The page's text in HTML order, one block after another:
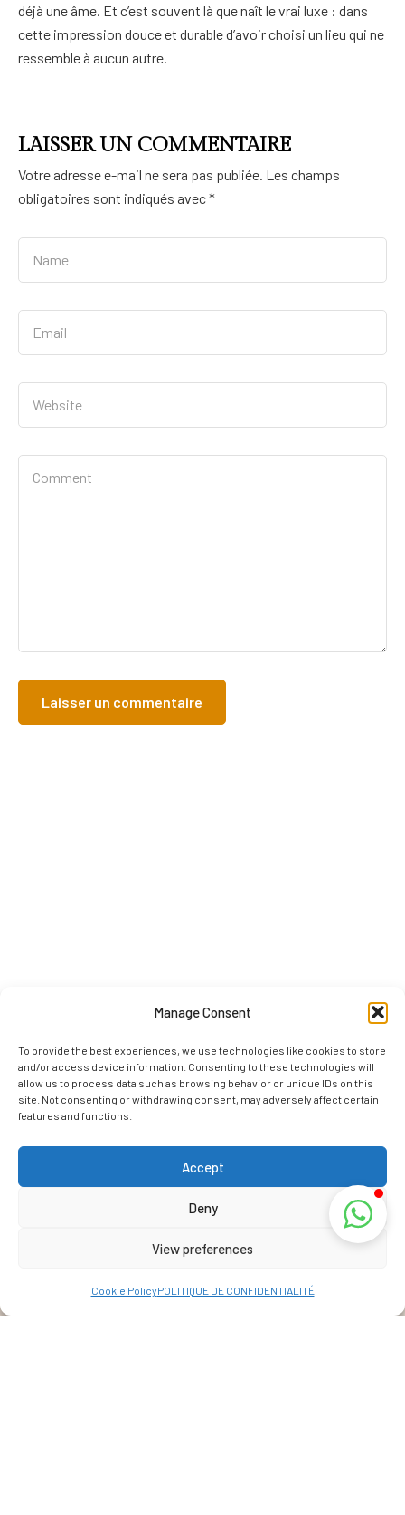
Manage Consent
To provide the best experiences, we use technologies like cookies to store
and/or access device information. Consenting to these technologies will
allow us to process data such as browsing behavior or unique IDs on this
site. Not consenting or withdrawing consent, may adversely affect certain
features and functions.
Accept
Deny
View preferences
Cookie PolicyPOLITIQUE DE CONFIDENTIALITÉ
déjà une âme. Et c’est souvent là que naît le vrai luxe : dans
cette impression douce et durable d’avoir choisi un lieu qui ne
ressemble à aucun autre.
LAISSER UN COMMENTAIRE
Votre adresse e-mail ne sera pas publiée. Les champs
obligatoires sont indiqués avec*